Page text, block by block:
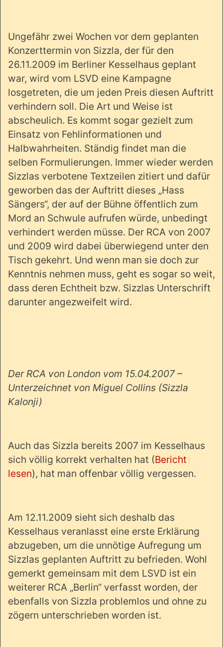
Ungefähr zwei Wochen vor dem geplanten
Konzerttermin von Sizzla, der für den
26.11.2009 im Berliner Kesselhaus geplant
war, wird vom LSVD eine Kampagne
losgetreten, die um jeden Preis diesen Auftritt
verhindern soll. Die Art und Weise ist
abscheulich. Es kommt sogar gezielt zum
Einsatz von Fehlinformationen und
Halbwahrheiten. Ständig findet man die
selben Formulierungen. Immer wieder werden
Sizzlas verbotene Textzeilen zitiert und dafür
geworben das der Auftritt dieses „Hass
Sängers“, der auf der Bühne öffentlich zum
Mord an Schwule aufrufen würde, unbedingt
verhindert werden müsse. Der RCA von 2007
und 2009 wird dabei überwiegend unter den
Tisch gekehrt. Und wenn man sie doch zur
Kenntnis nehmen muss, geht es sogar so weit,
dass deren Echtheit bzw. Sizzlas Unterschrift
darunter angezweifelt wird.
Der RCA von London vom 15.04.2007 –
Unterzeichnet von Miguel Collins (Sizzla
Kalonji)
Auch das Sizzla bereits 2007 im Kesselhaus
sich völlig korrekt verhalten hat (Bericht
lesen), hat man offenbar völlig vergessen.
Am 12.11.2009 sieht sich deshalb das
Kesselhaus veranlasst eine erste Erklärung
abzugeben, um die unnötige Aufregung um
Sizzlas geplanten Auftritt zu befrieden. Wohl
gemerkt gemeinsam mit dem LSVD ist ein
weiterer RCA „Berlin“ verfasst worden, der
ebenfalls von Sizzla problemlos und ohne zu
zögern unterschrieben worden ist.